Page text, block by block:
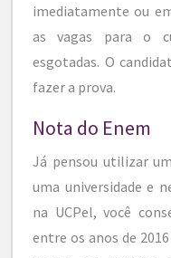
imediatamente ou
as vagas para o
esgotadas. O
fazer a prova.
Nota do Enem
Já pensou utilizar
uma universidade e
na UCPel, você
entre os anos de